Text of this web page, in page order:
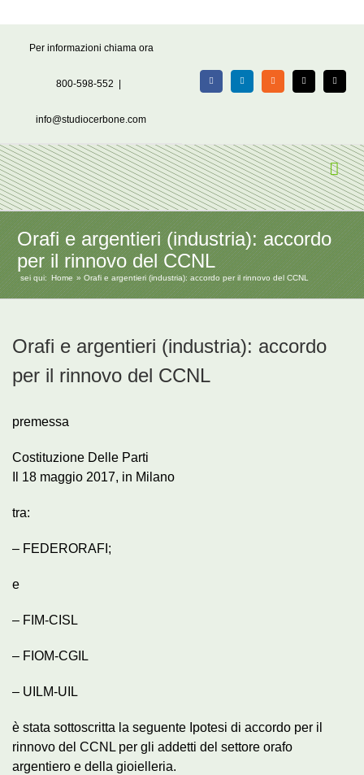
Per informazioni chiama ora
800-598-552
info@studiocerbone.com
FacebookLinkedIn Rss X Email
Orafi e argentieri (industria): accordo
per il rinnovo del CCNL
sei qui: Home Orafi e argentieri (industria): accordo per il rinnovo del CCNL
Orafi e argentieri (industria): accordo
per il rinnovo del CCNL
premessa
Costituzione Delle Parti
Il 18 maggio 2017, in Milano
tra:
– FEDERORAFI;
e
– FIM-CISL
– FIOM-CGIL
– UILM-UIL
è stata sottoscritta la seguente Ipotesi di accordo per il
rinnovo del CCNL per gli addetti del settore orafo
argentiero e della gioielleria.